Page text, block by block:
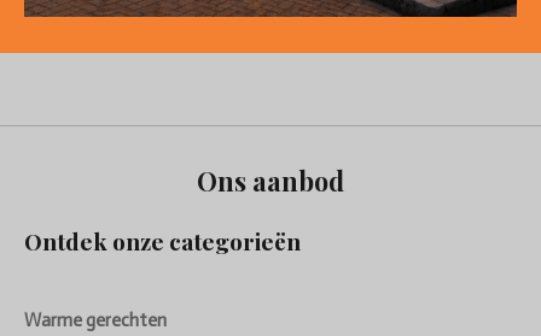
Ons aanbod
Ontdek onze categorieën
Warme gerechten